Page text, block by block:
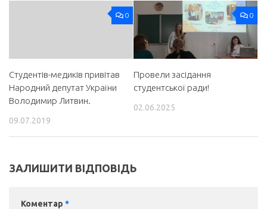
0
Студентів-медиків привітав
Народний депутат України
Володимир Литвин.
09.07.2019
0
Провели засідання
студентської ради!
02.06.2025
ЗАЛИШИТИ ВІДПОВІДЬ
Коментар *